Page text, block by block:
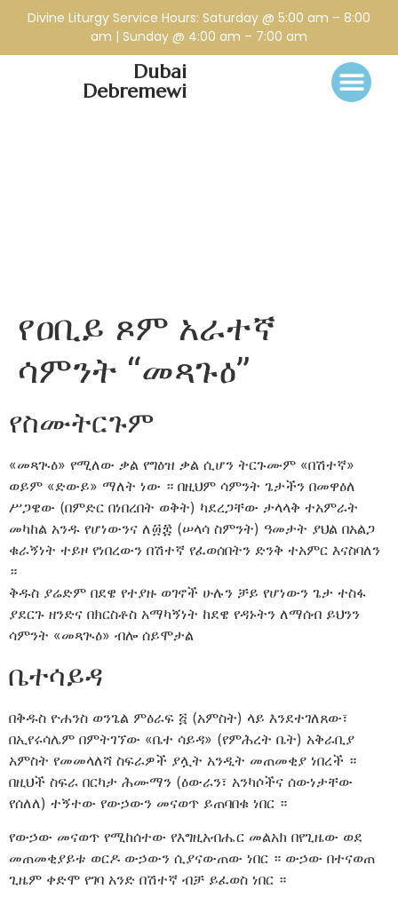
Divine Liturgy Service Hours: Saturday @ 5:00 am – 8:00
am | Sunday @ 4:00 am – 7:00 am
Dubai
Debremewi
የዐቢይ ጾም አራተኛ
ሳምንት “መጻጉዕ”
የስሙትርጉም
«መጻጒዕ» የሚለው ቃል የግዕዝ ቃል ሲሆን ትርጉሙም «በሽተኛ»
ወይም «ድውይ» ማለት ነው ። በዚህም ሳምንት ጌታችን በመዋዕለ
ሥጋዌው (በምድር በነበረበት ወቅት) ካደረጋቸው ታላላቅ ተአምራት
መካከል አንዱ የሆነውንና ለ፴፰ (ሠላሳ ስምንት) ዓመታት ያህል በአልጋ
ቁራኝነት ተይዞ የነበረውን በሽተኛ የፈወሰበትን ድንቅ ተአምር እናስባለን
።
ቅዱስ ያሬድም በደዌ የተያዙ ወገኖች ሁሉን ቻይ የሆነውን ጌታ ተስፋ
ያደርጉ ዘንድና በክርስቶስ አማካኝነት ከደዌ የዳኑትን ለማሰብ ይህንን
ሳምንት «መጻጒዕ» ብሎ ሰይሞታል
ቤተሳይዳ
በቅዱስ ዮሐንስ ወንጌል ምዕራፍ ፭ (አምስት) ላይ እንደተገለጸው፣
በኢየሩሳሌም በምትገኘው «ቤተ ሳይዳ» (የምሕረት ቤት) አቅራቢያ
አምስት የመመላለሻ ስፍራዎች ያሏት አንዲት መጠመቂያ ነበረች ።
በዚህች ስፍራ በርካታ ሕሙማን (ዕውራን፣ አንካሶችና ሰውነታቸው
የሰለለ) ተኝተው የውኃውን መናወጥ ይጠባበቁ ነበር ።
የውኃው መናወጥ የሚከሰተው የእግዚአብሔር መልአክ በየጊዜው ወደ
መጠመቂያይቱ ወርዶ ውኃውን ሲያናውጠው ነበር ። ውኃው በተናወጠ
ጊዜም ቀድሞ የገባ አንድ በሽተኛ ብቻ ይፈወስ ነበር ።